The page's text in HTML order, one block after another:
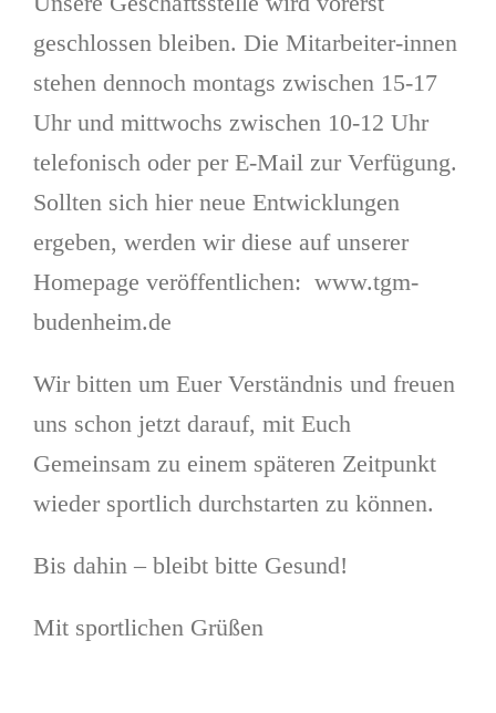
geschlossen bleiben. Die Mitarbeiter-innen
stehen dennoch montags zwischen 15-17
Uhr und mittwochs zwischen 10-12 Uhr
telefonisch oder per E-Mail zur Verfügung.
Sollten sich hier neue Entwicklungen
ergeben, werden wir diese auf unserer
Homepage veröffentlichen: www.tgm-
budenheim.de
Wir bitten um Euer Verständnis und freuen
uns schon jetzt darauf, mit Euch
Gemeinsam zu einem späteren Zeitpunkt
wieder sportlich durchstarten zu können.
Bis dahin – bleibt bitte Gesund!
Mit sportlichen Grüßen